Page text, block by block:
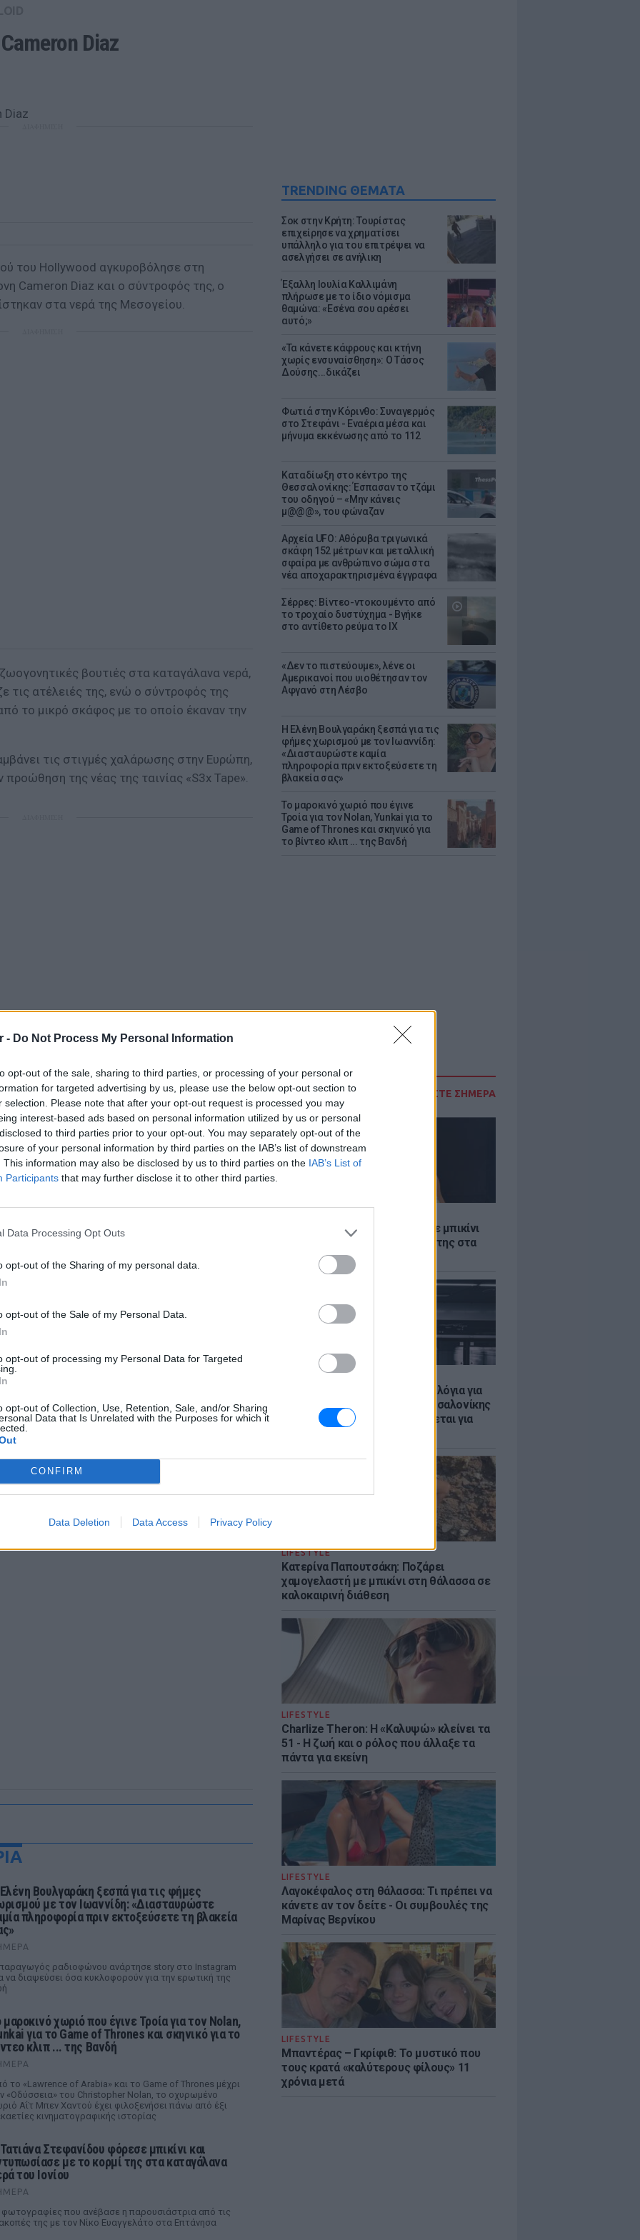
- Do Not Process My Personal Information
opt-out of the sale, sharing to third parties, or processing of your personal or
for targeted advertising by us, please use the below opt-out section to
selection. Please note that after your opt-out request is processed you may
interest-based ads based on personal information utilized by us or personal
to third parties prior to your opt-out. You may separately opt-out of the
of your personal information by third parties on the IAB’s list of downstream
This information may also be disclosed by us to third parties on the IAB’s List of
Participants that may further disclose it to other third parties.
Data Processing Opt Outs
opt-out of the Sharing of my personal data.
opt-out of the Sale of my Personal Data.
opt-out of processing my Personal Data for Targeted
opt-out of Collection, Use, Retention, Sale, and/or Sharing
Data that Is Unrelated with the Purposes for which it
CONFIRM
Data Deletion Data Access Privacy Policy
TRENDING ΘΕΜΑΤΑ
Σοκ στην Κρήτη: Τουρίστας
επιχείρησε να χρηματίσει
υπάλληλο για του επιτρέψει να
ασελγήσει σε ανήλικη
Έξαλλη Ιουλία Καλλιμάνη
πλήρωσε με το ίδιο νόμισμα
θαμώνα: «Εσένα σου αρέσει
αυτό;»
«Τα κάνετε κάφρους και κτήνη
χωρίς ενσυναίσθηση»: Ο Τάσος
Δούσης...δικάζει
Φωτιά στην Κόρινθο: Συναγερμός
στο Στεφάνι - Εναέρια μέσα και
μήνυμα εκκένωσης από το 112
Καταδίωξη στο κέντρο της
Θεσσαλονίκης: Έσπασαν το τζάμι
του οδηγού – «Μην κάνεις
μ@@@», του φώναζαν
Αρχεία UFO: Αθόρυβα τριγωνικά
σκάφη 152 μέτρων και μεταλλική
σφαίρα με ανθρώπινο σώμα στα
νέα αποχαρακτηρισμένα έγγραφα
Σέρρες: Βίντεο-ντοκουμέντο από
το τροχαίο δυστύχημα - Βγήκε
στο αντίθετο ρεύμα το ΙΧ
«Δεν το πιστεύουμε», λένε οι
Αμερικανοί που υιοθέτησαν τον
Αφγανό στη Λέσβο
Η Ελένη Βουλγαράκη ξεσπά για τις
φήμες χωρισμού με τον Ιωαννίδη:
«Διασταυρώστε καμία
πληροφορία πριν εκτοξεύσετε τη
βλακεία σας»
Το μαροκινό χωριό που έγινε
Τροία για τον Nolan, Yunkai για το
Game of Thrones και σκηνικό για
το βίντεο κλιπ ... της Βανδή
ΔΙΑΒΑΣΤΕ ΣΗΜΕΡΑ
Η Τατιάνα Στεφανίδου φόρεσε μπικίνι
και εντυπωσίασε με το κορμί της στα
καταγάλανα νερά του Ιονίου
ΕΙΔΗΣΕΙΣ
Απόψε τα δοκιμαστικά δρομολόγια για
την επέκταση του Μετρό Θεσσαλονίκης
προς Καλαμαριά - Τι προβλέπεται για
LIFESTYLE
Κατερίνα Παπουτσάκη: Ποζάρει
χαμογελαστή με μπικίνι στη θάλασσα σε
καλοκαιρινή διάθεση
LIFESTYLE
Charlize Theron: Η «Καλυψώ» κλείνει τα
51 - H ζωή και ο ρόλος που άλλαξε τα
πάντα για εκείνη
LIFESTYLE
Λαγοκέφαλος στη θάλασσα: Τι πρέπει να
κάνετε αν τον δείτε - Οι συμβουλές της
Μαρίνας Βερνίκου
LIFESTYLE
Μπαντέρας – Γκρίφιθ: Το μυστικό που
τους κρατά «καλύτερους φίλους» 11
χρόνια μετά
Diaz
του Hollywood αγκυροβόλησε στη
Cameron Diaz και ο σύντροφός της, ο
στα νερά της Μεσογείου.
βουτιές στα καταγάλανα νερά,
τις ατέλειές της, ενώ ο σύντροφός της
το μικρό σκάφος με το οποίο έκαναν την
τις στιγμές χαλάρωσης στην Ευρώπη,
προώθηση της νέας της ταινίας «S3x Tape».
ΔΙΑΦΗΜΙΣΗ
στοGoogle Newsκαι μάθετε πρώτοιτα
νέα της ημέρας και ότι σου κάνει κλικ!
και στο Instagram
ΔΙΑΦΗΜΙΣΗ
Βουλγαράκη ξεσπά για τις φήμες
με τον Ιωαννίδη: «Διασταυρώστε
πληροφορία πριν εκτοξεύσετε τη βλακεία
ραδιοφώνου ανάρτησε story στο Instagram
να διαψεύσει όσα κυκλοφορούν για την ερωτική της
μαροκινό χωριό που έγινε Τροία για τον Nolan,
για το Game of Thrones και σκηνικό για το
κλιπ ... της Βανδή
το «Lawrence of Arabia» και το Game of Thrones μέχρι
«Οδύσσεια» του Christopher Nolan, το οχυρωμένο
Αΐτ Μπεν Χαντού έχει φιλοξενήσει πάνω από έξι
κινηματογραφικής ιστορίας
Στεφανίδου φόρεσε μπικίνι και
με το κορμί της στα καταγάλανα
του Ιονίου
φωτογραφίες που ανέβασε η παρουσιάστρια από τις
της με τον Νίκο Ευαγγελάτο στα Επτάνησα